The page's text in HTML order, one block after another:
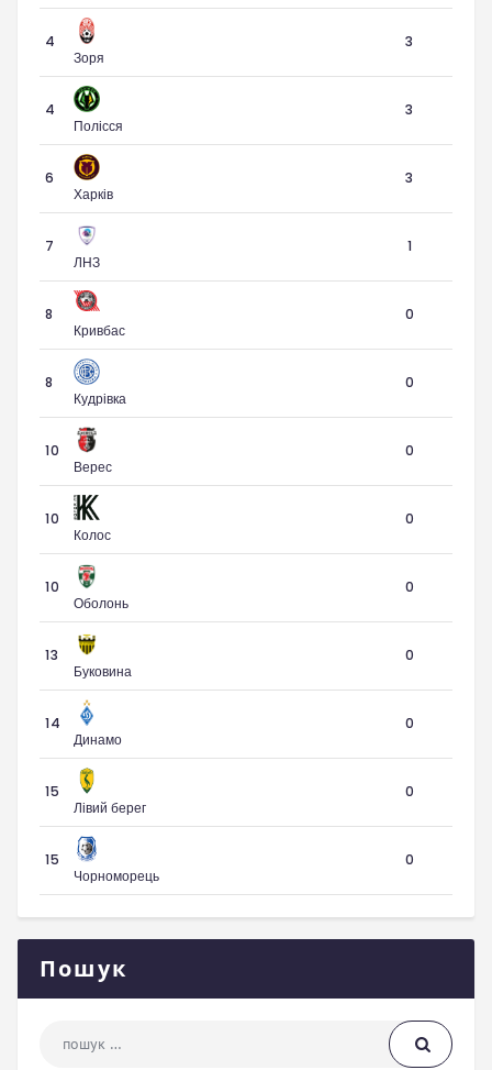
4
Зоря
3
4
Полісся
3
6
Харків
3
7
ЛНЗ
1
8
Кривбас
0
8
Кудрівка
0
10
Верес
0
10
Колос
0
10
Оболонь
0
13
Буковина
0
14
Динамо
0
15
Лівий берег
0
15
Чорноморець
0
Пошук